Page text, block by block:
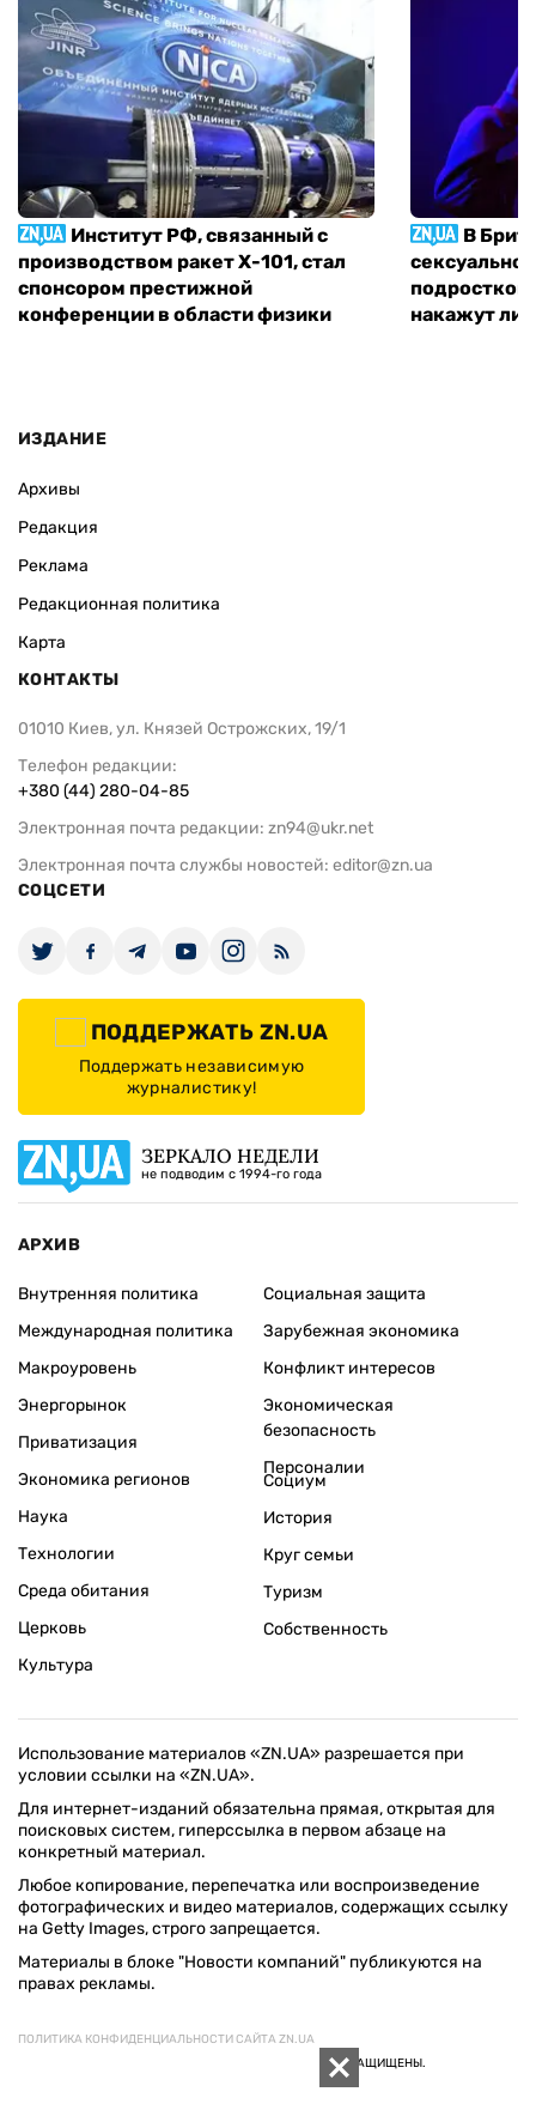
Институт РФ, связанный с
производством ракет Х-101, стал
спонсором престижной
конференции в области физики
В
подростком
накажут ли
ИЗДАНИЕ
Архивы
Редакция
Реклама
Редакционная политика
Карта
КОНТАКТЫ
01010 Киев, ул. Князей Острожских, 19/1
Телефон редакции:
+380 (44) 280-04-85
Электронная почта редакции: zn94@ukr.net
Электронная почта службы новостей: editor@zn.ua
СОЦСЕТИ
ПОДДЕРЖАТЬ ZN.UA
Поддержать независимую
журналистику!
ЗЕРКАЛО НЕДЕЛИ
не подводим с 1994-го года
АРХИВ
Внутренняя политика
Международная политика
Макроуровень
Энергорынок
Приватизация
Экономика регионов
Социальная защита
Зарубежная экономика
Конфликт интересов
Экономическая
безопасность
Персоналии
Наука
Технологии
Среда обитания
Церковь
Культура
Социум
История
Круг семьи
Туризм
Собственность
Использование материалов «ZN.UA» разрешается при
условии ссылки на «ZN.UA».
Для интернет-изданий обязательна прямая, открытая для
поисковых систем, гиперссылка в первом абзаце на
конкретный материал.
Любое копирование, перепечатка или воспроизведение
фотографических и видео материалов, содержащих ссылку
на Getty Images, строго запрещается.
Материалы в блоке "Новости компаний" публикуются на
правах рекламы.
ПОЛИТИКА КОНФИДЕНЦИАЛЬНОСТИ САЙТА ZN.UA
© 1994–2026 «ЗЕРКАЛО НЕДЕЛИ. УКРАИНА». ВСЕ ПРАВА ЗАЩИЩЕНЫ.